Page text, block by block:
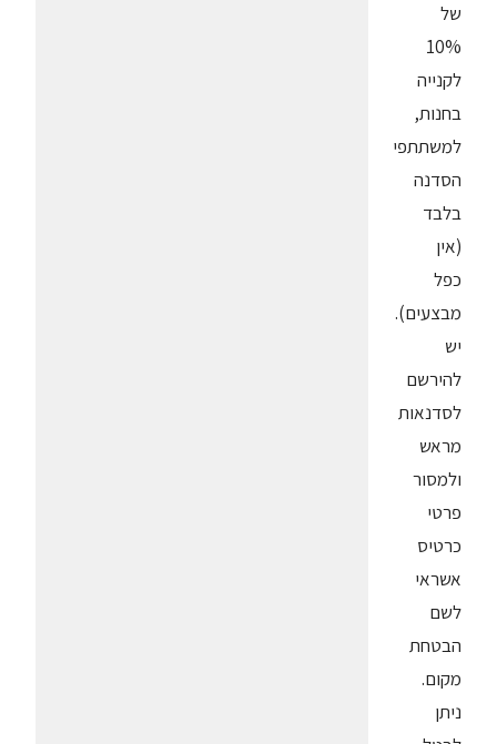
של
10%
לקנייה
בחנות,
למשתתפי
הסדנה
בלבד
(אין
כפל
מבצעים).
יש
להירשם
לסדנאות
מראש
ולמסור
פרטי
כרטיס
אשראי
לשם
הבטחת
מקום.
ניתן